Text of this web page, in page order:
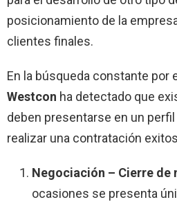
posicionamiento de la
clientes finales.
En la búsqueda constante por
Westcon ha detectado que
deben presentarse en un perfil
realizar una contratación
Negociación – Cierre de
ocasiones se presenta